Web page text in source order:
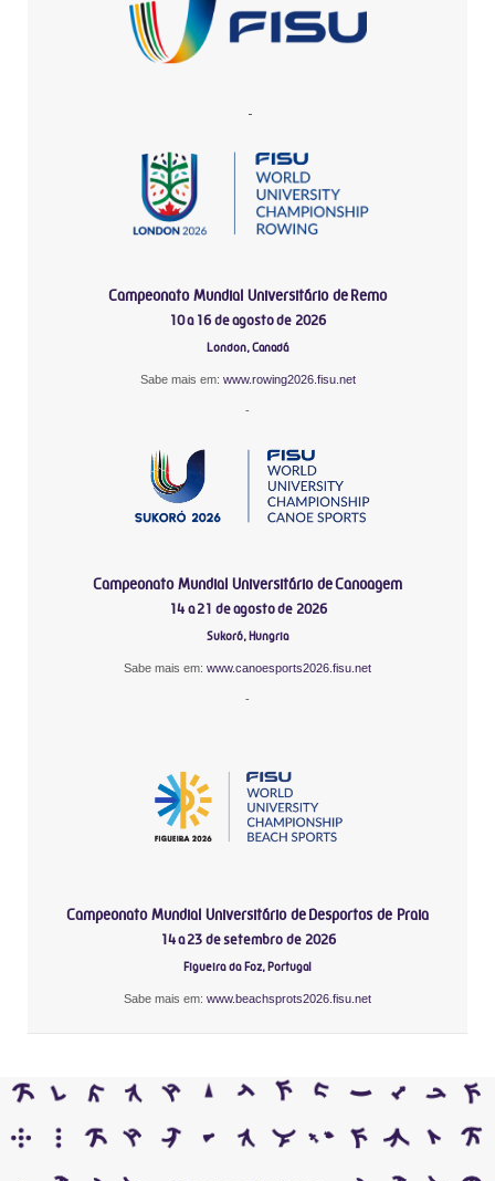
-
Campeonato Mundial Universitário de Remo
10 a 16 de agosto de 2026
London, Canadá
Sabe mais em: www.rowing2026.fisu.net
-
Campeonato Mundial Universitário de Canoagem
14 a 21 de agosto de 2026
Sukoró, Hungria
Sabe mais em: www.canoesports2026.fisu.net
-
Campeonato Mundial Universitário de Desportos de Praia
14 a 23 de setembro de 2026
Figueira da Foz, Portugal
Sabe mais em: www.beachsprots2026.fisu.net